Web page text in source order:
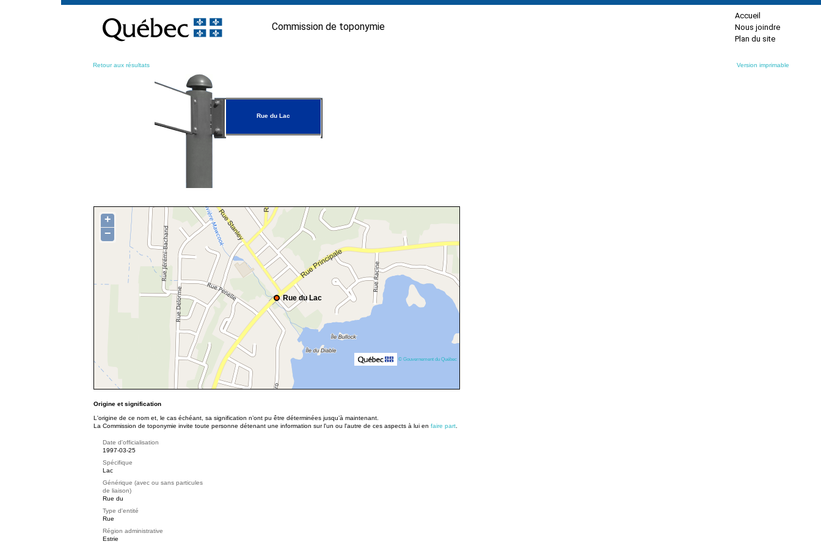
contenu
Commission de toponymie
Accueil
Nous joindre
Plan du site
Retour aux résultats Version imprimable
Rue du Lac
Rue du Lac
+
−
© Gouvernement du Québec
Origine et signification
L'origine de ce nom et, le cas échéant, sa signification n’ont pu être déterminées jusqu’à maintenant.
La Commission de toponymie invite toute personne détenant une information sur l'un ou l'autre de ces aspects à lui en faire part
Date d'officialisation
1997-03-25
Spécifique
Lac
Générique (avec ou sans particules
de liaison)
Rue du
Type d'entité
Rue
Région administrative
Estrie